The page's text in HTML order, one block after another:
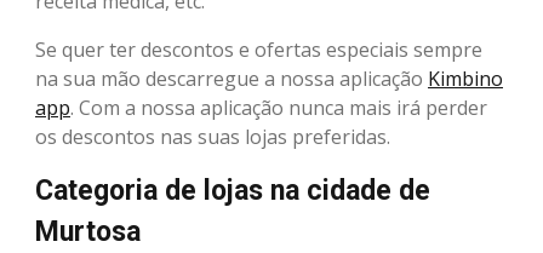
Se quer ter descontos e ofertas especiais sempre
na sua mão descarregue a nossa aplicação Kimbino
app. Com a nossa aplicação nunca mais irá perder
os descontos nas suas lojas preferidas.
Categoria de lojas na cidade de
Murtosa